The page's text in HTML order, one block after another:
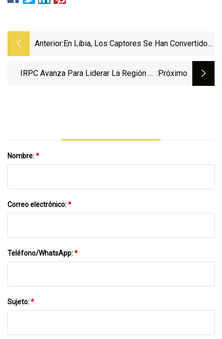
Anterior: En Libia, Los Captores Se Han Convertido
IRPC Avanza Para Liderar La Región En :próximo
Nombre:*
Correo electrónico:*
Teléfono/WhatsApp:*
Sujeto:*